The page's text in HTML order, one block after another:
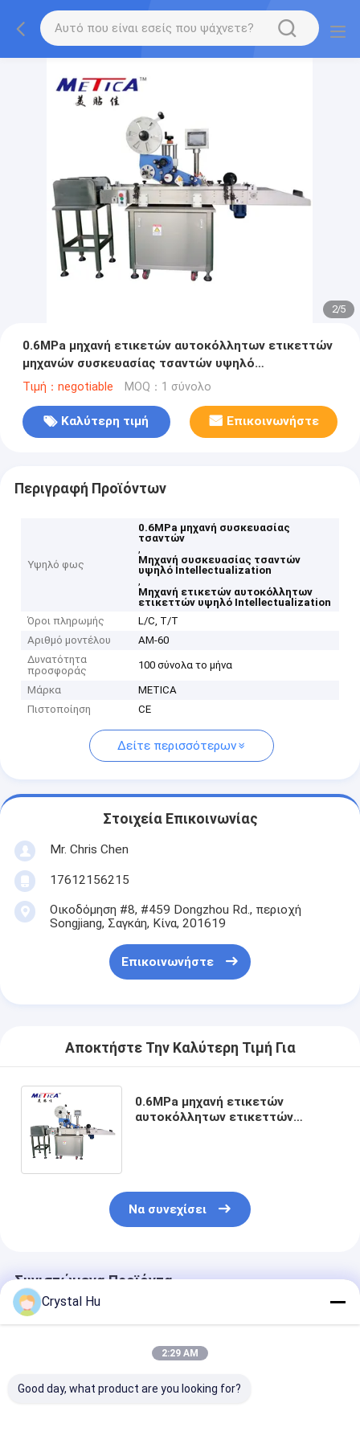
2/5
0.6MPa μηχανή ετικετών αυτοκόλλητων ετικεττών
μηχανών συσκευασίας τσαντών υψηλό
Intellectualization
Τιμή：negotiable MOQ：1 σύνολο
Καλύτερη τιμή Επικοινωνήστε
Περιγραφή Προϊόντων
Υψηλό φως
0.6MPa μηχανή συσκευασίας
τσαντών
,
Μηχανή συσκευασίας τσαντών
υψηλό Intellectualization
,
Μηχανή ετικετών αυτοκόλλητων
ετικεττών υψηλό Intellectualization
Όροι πληρωμής
L/C, T/T
Αριθμό μοντέλου
ΑΜ-60
Δυνατότητα
προσφοράς
100 σύνολα το μήνα
Μάρκα
METICA
Πιστοποίηση
CE
Δείτε περισσότερων
Στοιχεία Επικοινωνίας
Mr. Chris Chen
17612156215
Οικοδόμηση #8, #459 Dongzhou Rd., περιοχή
Songjiang, Σαγκάη, Κίνα, 201619
Επικοινωνήστε
Αποκτήστε Την Καλύτερη Τιμή Για
0.6MPa μηχανή ετικετών
αυτοκόλλητων ετικεττών
Να συνεχίσει
Συνιστώμενα Προϊόντα
Crystal Hu
2:29 AM
Good day, what product are you looking for?